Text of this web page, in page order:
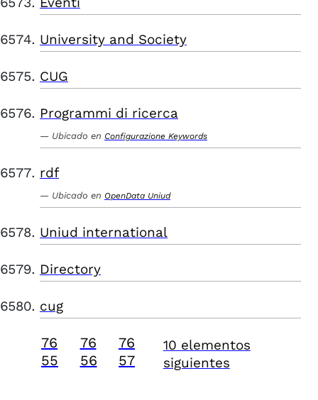
University and Society
CUG
Programmi di ricerca
Ubicado en Configurazione Keywords
rdf
Ubicado en OpenData Uniud
Uniud international
Directory
cug
76
55
76
56
76
57
10 elementos
siguientes